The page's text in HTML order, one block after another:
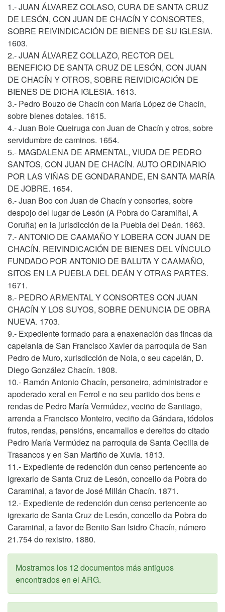
1.- JUAN ÁLVAREZ COLASO, CURA DE SANTA CRUZ
DE LESÓN, CON JUAN DE CHACÍN Y CONSORTES,
SOBRE REIVINDICACIÓN DE BIENES DE SU IGLESIA.
1603.
2.- JUAN ÁLVAREZ COLLAZO, RECTOR DEL
BENEFICIO DE SANTA CRUZ DE LESÓN, CON JUAN
DE CHACÍN Y OTROS, SOBRE REIVIDICACIÓN DE
BIENES DE DICHA IGLESIA. 1613.
3.- Pedro Bouzo de Chacín con María López de Chacín,
sobre bienes dotales. 1615.
4.- Juan Bole Queiruga con Juan de Chacín y otros, sobre
servidumbre de caminos. 1654.
5.- MAGDALENA DE ARMENTAL, VIUDA DE PEDRO
SANTOS, CON JUAN DE CHACÍN. AUTO ORDINARIO
POR LAS VIÑAS DE GONDARANDE, EN SANTA MARÍA
DE JOBRE. 1654.
6.- Juan Boo con Juan de Chacín y consortes, sobre
despojo del lugar de Lesón (A Pobra do Caramiñal, A
Coruña) en la jurisdicción de la Puebla del Deán. 1663.
7.- ANTONIO DE CAAMAÑO Y LOBERA CON JUAN DE
CHACÍN. REIVINDICACIÓN DE BIENES DEL VÍNCULO
FUNDADO POR ANTONIO DE BALUTA Y CAAMAÑO,
SITOS EN LA PUEBLA DEL DEÁN Y OTRAS PARTES.
1671.
8.- PEDRO ARMENTAL Y CONSORTES CON JUAN
CHACÍN Y LOS SUYOS, SOBRE DENUNCIA DE OBRA
NUEVA. 1703.
9.- Expediente formado para a enaxenación das fincas da
capelanía de San Francisco Xavier da parroquia de San
Pedro de Muro, xurisdicción de Noia, o seu capelán, D.
Diego González Chacín. 1808.
10.- Ramón Antonio Chacín, personeiro, administrador e
apoderado xeral en Ferrol e no seu partido dos bens e
rendas de Pedro María Vermúdez, veciño de Santiago,
arrenda a Francisco Monteiro, veciño da Gándara, tódolos
frutos, rendas, pensións, encamallos e dereitos do citado
Pedro María Vermúdez na parroquia de Santa Cecilia de
Trasancos y en San Martiño de Xuvia. 1813.
11.- Expediente de redención dun censo pertencente ao
igrexario de Santa Cruz de Lesón, concello da Pobra do
Caramiñal, a favor de José Millán Chacín. 1871.
12.- Expediente de redención dun censo pertencente ao
igrexario de Santa Cruz de Lesón, concello da Pobra do
Caramiñal, a favor de Benito San Isidro Chacín, número
21.754 do rexistro. 1880.
Mostramos los 12 documentos más antiguos
encontrados en el ARG.